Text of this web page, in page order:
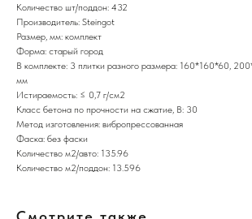
Количество шт/поддон: 432
Производитель: Steingot
Размер, мм: комплект
Форма: старый город
В комплекте: 3 плитки разного размера: 160*160*60,
мм
Истираемость: ≤ 0,7 г/см2
Класс бетона по прочности на сжатие, В: 30
Метод изготовления: вибропрессованная
Фаска: без фаски
Количество м2/авто: 135.96
Количество м2/поддон: 13.596